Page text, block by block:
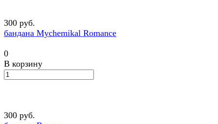
300 руб.
бандана Mychemikal Romance
0
В корзину
300 руб.